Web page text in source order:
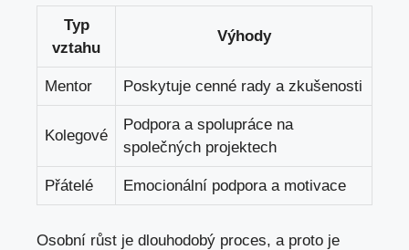
Typ
vztahu
Výhody
Mentor Poskytuje cenné rady a zkušenosti
Kolegové
Podpora a spolupráce na
společných projektech
Přátelé Emocionální ​podpora⁣ a motivace
Osobní růst‍ je dlouhodobý proces, a⁢ proto je